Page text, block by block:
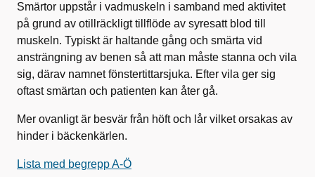
Smärtor uppstår i vadmuskeln i samband med aktivitet
på grund av otillräckligt tillflöde av syresatt blod till
muskeln. Typiskt är haltande gång och smärta vid
ansträngning av benen så att man måste stanna och vila
sig, därav namnet fönstertittarsjuka. Efter vila ger sig
oftast smärtan och patienten kan åter gå.
Mer ovanligt är besvär från höft och lår vilket orsakas av
hinder i bäckenkärlen.
Lista med begrepp A-Ö